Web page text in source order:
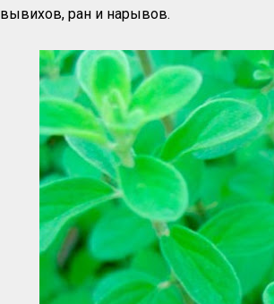
вывихов, ран и нарывов.